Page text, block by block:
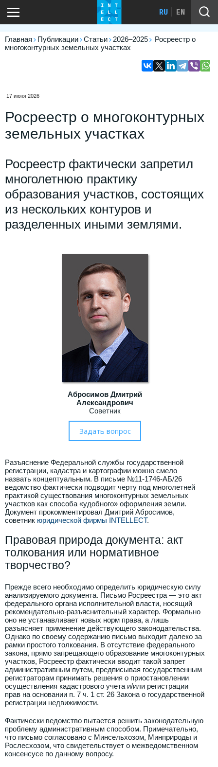
RU EN
Главная Публикации Статьи 2026–2025
Росреестр о
многоконтурных земельных участках
17 июня 2026
Росреестр о многоконтурных
земельных участках
Росреестр фактически запретил
многолетнюю практику
образования участков, состоящих
из нескольких контуров и
разделенных иными землями.
Абросимов Дмитрий
Александрович
Советник
Разъяснение Федеральной службы государственной
регистрации, кадастра и картографии можно смело
назвать концептуальным. В письме №11-1746-АБ/26
ведомство фактически подводит черту под многолетней
практикой существования многоконтурных земельных
участков как способа «удобного» оформления земли.
Документ прокомментировал Дмитрий Абросимов,
советник юридической фирмы INTELLECT.
Правовая природа документа: акт
толкования или нормативное
творчество?
Прежде всего необходимо определить юридическую силу
анализируемого документа. Письмо Росреестра — это акт
федерального органа исполнительной власти, носящий
рекомендательно-разъяснительный характер. Формально
оно не устанавливает новых норм права, а лишь
разъясняет применение действующего законодательства.
Однако по своему содержанию письмо выходит далеко за
рамки простого толкования. В отсутствие федерального
закона, прямо запрещающего образование многоконтурных
участков, Росреестр фактически вводит такой запрет
административным путем, предписывая государственным
регистраторам принимать решения о приостановлении
осуществления кадастрового учета и/или регистрации
прав на основании п. 7 ч. 1 ст. 26 Закона о государственной
регистрации недвижимости.
Фактически ведомство пытается решить законодательную
проблему административным способом. Примечательно,
что письмо согласовано с Минсельхозом, Минприроды и
Рослесхозом, что свидетельствует о межведомственном
консенсусе по данному вопросу.